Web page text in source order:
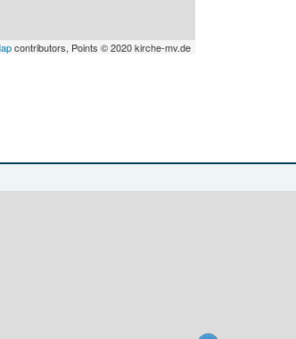
contributors, Points © 2020 kirche-mv.de